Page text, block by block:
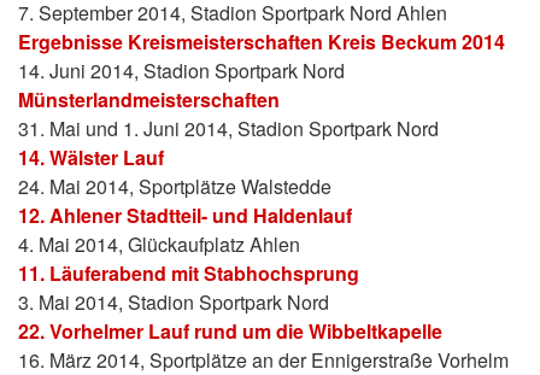
7. September 2014, Stadion Sportpark Nord Ahlen
Ergebnisse Kreismeisterschaften Kreis Beckum 2014
14. Juni 2014, Stadion Sportpark Nord
Münsterlandmeisterschaften
31. Mai und 1. Juni 2014, Stadion Sportpark Nord
14. Wälster Lauf
24. Mai 2014, Sportplätze Walstedde
12. Ahlener Stadtteil- und Haldenlauf
4. Mai 2014, Glückaufplatz Ahlen
11. Läuferabend mit Stabhochsprung
3. Mai 2014, Stadion Sportpark Nord
22. Vorhelmer Lauf rund um die Wibbeltkapelle
16. März 2014, Sportplätze an der Ennigerstraße Vorhelm